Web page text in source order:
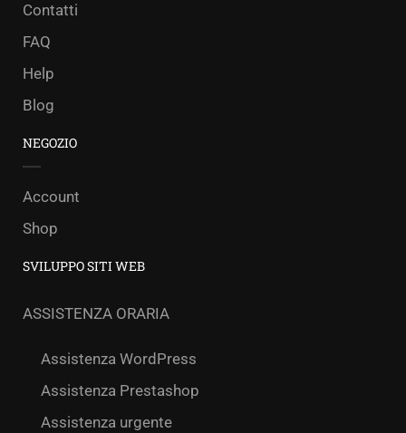
Contatti
FAQ
Help
Blog
NEGOZIO
Account
Shop
SVILUPPO SITI WEB
ASSISTENZA ORARIA
Assistenza WordPress
Assistenza Prestashop
Assistenza urgente